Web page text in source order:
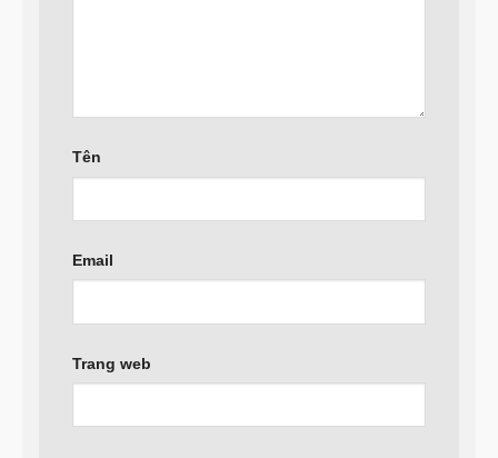
Tên
Email
Trang web